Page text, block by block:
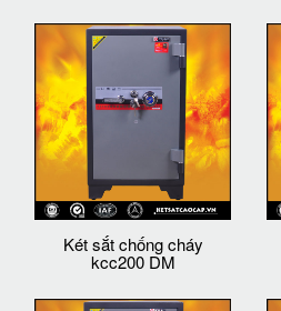
Két sắt chống cháy
kcc200 DM